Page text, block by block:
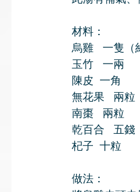
材料：
烏雞   一隻（
玉竹   一兩
陳皮  一角
無花果   兩粒
南棗   兩粒
乾百合   五錢
杞子  十粒
做法：